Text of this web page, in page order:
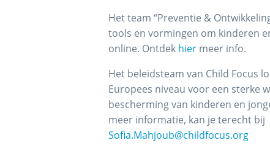
Het team “Preventie &
tools en vormingen om kinderen
online. Ontdek hier meer info.
Het beleidsteam van Child Focus
Europees niveau voor een sterke
bescherming van kinderen en
meer informatie, kan je terecht bij
Sofia.Mahjoub@childfocus.org